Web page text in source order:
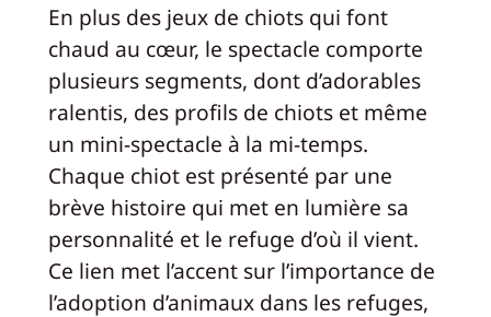
En plus des jeux de chiots qui font
chaud au cœur, le spectacle comporte
plusieurs segments, dont d’adorables
ralentis, des profils de chiots et même
un mini-spectacle à la mi-temps.
Chaque chiot est présenté par une
brève histoire qui met en lumière sa
personnalité et le refuge d’où il vient.
Ce lien met l’accent sur l’importance de
l’adoption d’animaux dans les refuges,